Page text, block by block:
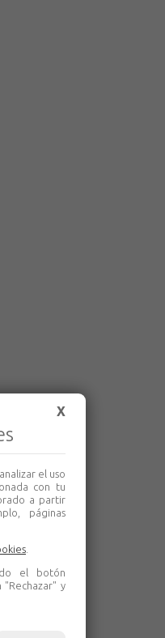
X
el uso
con tu
a partir
páginas
el botón
y